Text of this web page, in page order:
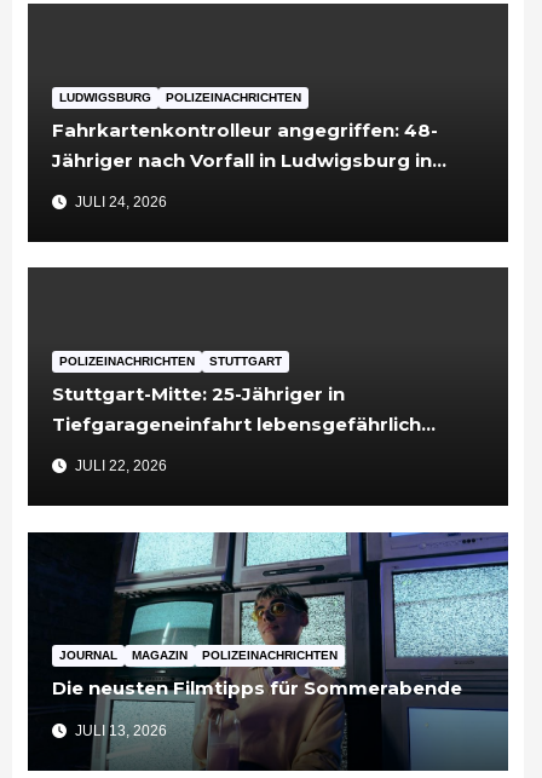
LUDWIGSBURG POLIZEINACHRICHTEN
Fahrkartenkontrolleur angegriffen: 48-
Jähriger nach Vorfall in Ludwigsburg in
Untersuchungshaft
JULI 24, 2026
POLIZEINACHRICHTEN STUTTGART
Stuttgart-Mitte: 25-Jähriger in
Tiefgarageneinfahrt lebensgefährlich
verletzt
JULI 22, 2026
JOURNAL MAGAZIN POLIZEINACHRICHTEN
Die neusten Filmtipps für Sommerabende
JULI 13, 2026